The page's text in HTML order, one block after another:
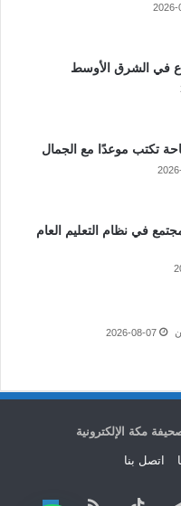
2026-
في الشرق الأوسط
تكتب موعدًا مع الجمال
في نظام التعليم العام
2026-08-07
مكة الإلكترونية
اتصل بنا